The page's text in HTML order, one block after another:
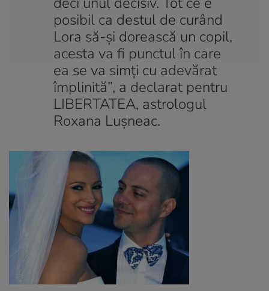
posibil ca destul de curând
Lora să-și dorească un copil,
acesta va fi punctul în care
ea se va simți cu adevărat
împlinită”, a declarat pentru
LIBERTATEA, astrologul
Roxana Lușneac.